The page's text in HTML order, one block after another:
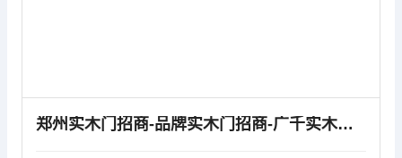
郑州实木门招商-品牌实木门招商-广千实木门招商(多图)